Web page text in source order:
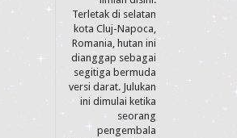
Terletak di selatan
kota Cluj-Napoca,
Romania, hutan ini
dianggap sebagai
segitiga bermuda
versi darat. Julukan
ini dimulai ketika
seorang
pengembala